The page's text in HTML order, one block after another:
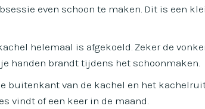
even schoon te maken. Dit is een
helemaal is afgekoeld. Zeker de
handen brandt tijdens het schoonmaken.
buitenkant van de kachel en het
vindt of een keer in de maand.